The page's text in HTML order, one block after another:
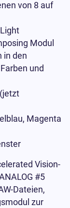
von 8 auf
Modul
in den
und
Magenta
Vision-
#5
Dateien,
zur